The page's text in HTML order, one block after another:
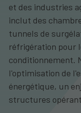
et des industries
inclut des
tunnels de
réfrigération pour
conditionnement.
l'optimisation de
énergétique, un
structures